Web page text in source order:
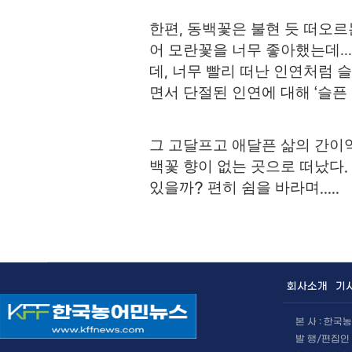
한편 , 동백꽃은 불현 듯 떠오
어 모란​꽃을 너무 좋아했는데...
데 , 너무 빨리 떠난 인연처럼
면서 단절된 인연에 대해 ‘슬픈
그 고달프고 애달픈 삶의 간이
백꽃 향이 없는 곳으로 떠났다.
있을까? 편히 쉼을 바라며 .....
회사소개 기
본 사 : 한국
발 행/편집인